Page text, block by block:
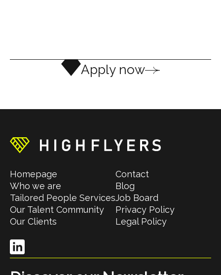
Apply now
Homepage
Who we are
Tailored People Services
Our Talent Community
Our Clients
Contact
Blog
Job Board
Privacy Policy
Legal Policy